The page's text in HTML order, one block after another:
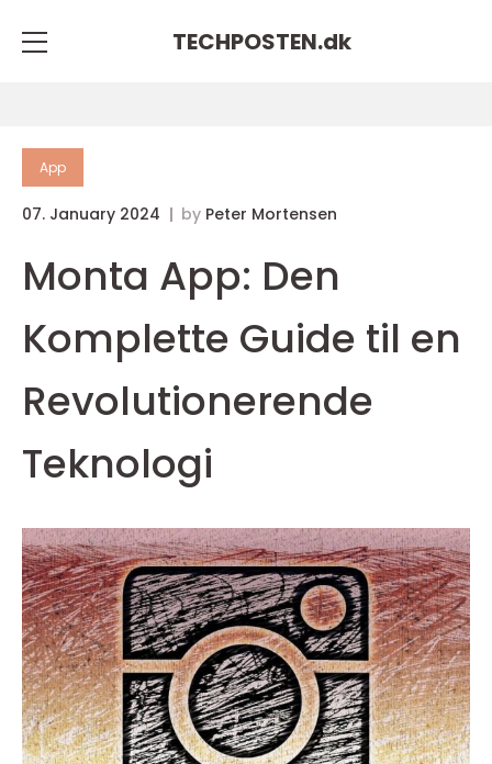
TECHPOSTEN.dk
App
07. January 2024 by Peter Mortensen
Monta App: Den
Komplette Guide til en
Revolutionerende
Teknologi